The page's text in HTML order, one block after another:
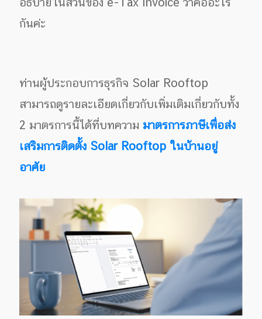
กันค่ะ
ท่านผู้ประกอบการธุรกิจ Solar Rooftop
สามารถดูรายละเอียดเกี่ยวกับเพิ่มเติมเกี่ยวกับทั้ง
2 มาตรการนี้ได้ที่บทความ มาตรการภาษีเพื่อส่ง
เสริมการติดตั้ง Solar Rooftop ในบ้านอยู่
อาศัย